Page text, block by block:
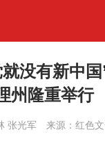
没有新中
州隆重举行
张光军 来源：红色